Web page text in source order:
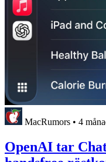
MacRumors • 4
OpenAI tar